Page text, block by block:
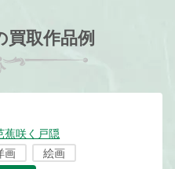
買取作品例
蕉咲く戸隠
画
絵画